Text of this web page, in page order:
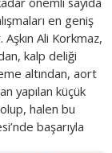
en geniş
Ali Korkmaz,
kalp deliği
altından, aort
yapılan küçük
halen bu
başarıyla